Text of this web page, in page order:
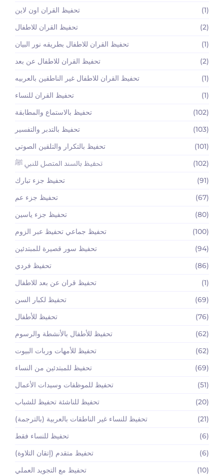
تحفيظ القران اون لاين
(1)
تحفيظ القران للاطفال
(2)
تحفيظ القران للاطفال بطريقه نور البيان
(1)
تحفيظ القران للاطفال عن بعد
(2)
تحفيظ القران للاطفال غير الناطقين بالعربيه
(1)
تحفيظ القران للنساء
(1)
تحفيظ بالاستماع والمطابقة
(102)
تحفيظ بالتدبر والتفسير
(103)
تحفيظ بالتكرار والتلقين الصوتي
(101)
تحفيظ بالسند المتصل للنبي ﷺ
(102)
تحفيظ جزء تبارك
(91)
تحفيظ جزء عم
(67)
تحفيظ جزء ياسين
(80)
تحفيظ جماعي تحفيظ عبر الزوم
(100)
تحفيظ سور قصيرة للمبتدئين
(94)
تحفيظ فردي
(86)
تحفيظ قران عن بعد للاطفال
(1)
تحفيظ لكبار السن
(69)
تحفيظ للأطفال
(76)
تحفيظ للأطفال بالأنشطة والرسوم
(62)
تحفيظ للأمهات وربات البيوت
(62)
تحفيظ للمبتدئين من النساء
(69)
تحفيظ للموظفات وسيدات الأعمال
(51)
تحفيظ للناشئة تحفيظ للشباب
(20)
تحفيظ للنساء غير الناطقات بالعربية (بالترجمة)
(21)
تحفيظ للنساء فقط
(6)
تحفيظ متقدم (إتقان التلاوة)
(6)
تحفيظ مع التجويد العملي
(10)